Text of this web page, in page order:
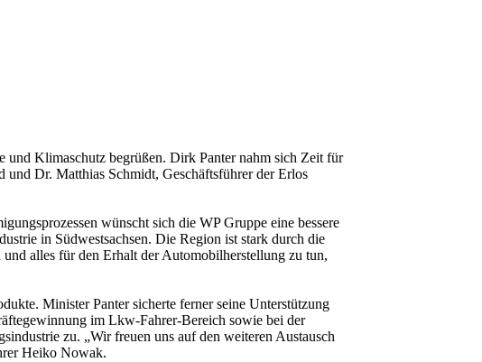
und Klimaschutz begrüßen. Dirk Panter nahm sich Zeit für
Dr. Matthias Schmidt, Geschäftsführer der Erlos
wünscht sich die WP Gruppe eine bessere
in Südwestsachsen. Die Region ist stark durch die
alles für den Erhalt der Automobilherstellung zu tun,
Minister Panter sicherte ferner seine Unterstützung
im Lkw-Fahrer-Bereich sowie bei der
zu. „Wir freuen uns auf den weiteren Austausch
Heiko Nowak.